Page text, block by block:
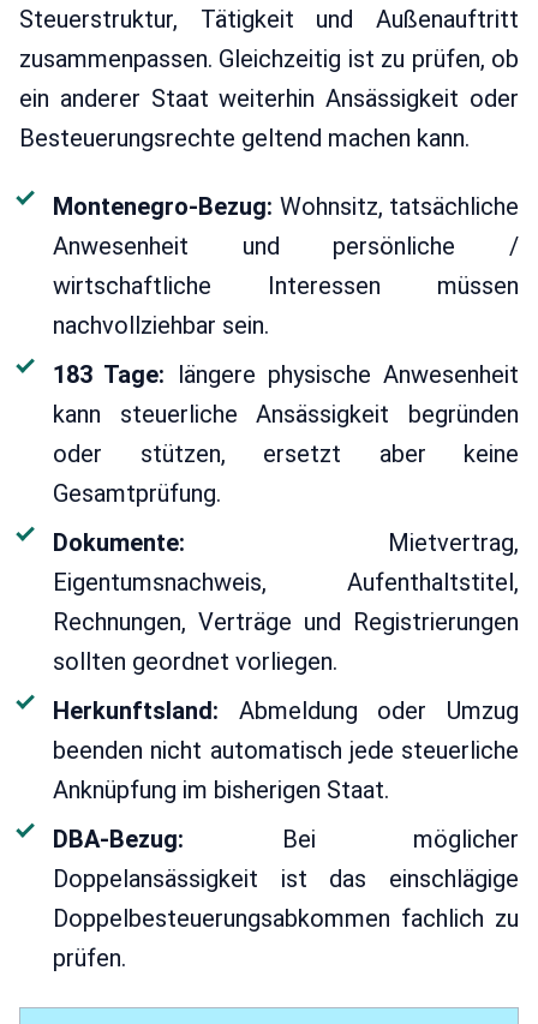
Steuerstruktur, Tätigkeit und Außenauftritt
zusammenpassen. Gleichzeitig ist zu prüfen, ob
ein anderer Staat weiterhin Ansässigkeit oder
Besteuerungsrechte geltend machen kann.
Montenegro-Bezug: Wohnsitz, tatsächliche
Anwesenheit und persönliche /
wirtschaftliche Interessen müssen
nachvollziehbar sein.
183 Tage: längere physische Anwesenheit
kann steuerliche Ansässigkeit begründen
oder stützen, ersetzt aber keine
Gesamtprüfung.
Dokumente: Mietvertrag,
Eigentumsnachweis, Aufenthaltstitel,
Rechnungen, Verträge und Registrierungen
sollten geordnet vorliegen.
Herkunftsland: Abmeldung oder Umzug
beenden nicht automatisch jede steuerliche
Anknüpfung im bisherigen Staat.
DBA-Bezug: Bei möglicher
Doppelansässigkeit ist das einschlägige
Doppelbesteuerungsabkommen fachlich zu
prüfen.